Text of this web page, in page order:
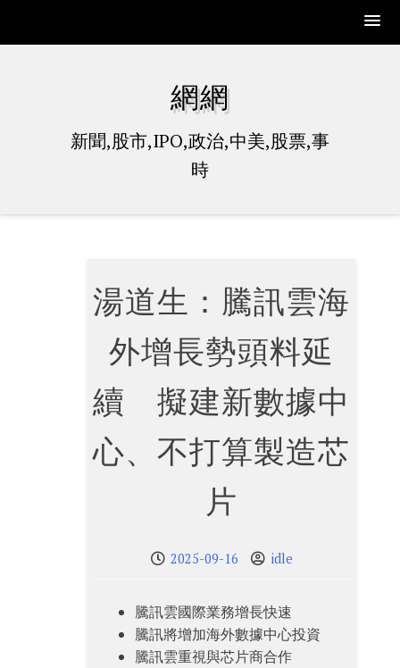
網網
新聞,股市,IPO,政治,中美,股票,事
時
湯道生：騰訊雲海
外增長勢頭料延
續 擬建新數據中
心、不打算製造芯
片
2025-09-16 idle
騰訊雲國際業務增長快速
騰訊將增加海外數據中心投資
騰訊雲重視與芯片商合作